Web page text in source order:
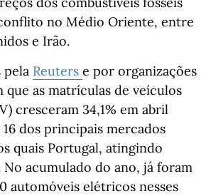
no Médio Oriente, entre
e Irão.
pela Reuters e por organizações
as matrículas de veículos
cresceram 34,1% em abril
dos principais mercados
quais Portugal, atingindo
No acumulado do ano, já foram
automóveis elétricos nesses